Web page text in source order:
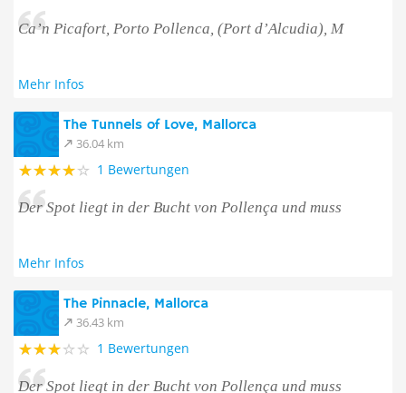
Ca’n Picafort, Porto Pollenca, (Port d’Alcudia), M
Mehr Infos
The Tunnels of Love, Mallorca
36.04 km
1 Bewertungen
Der Spot liegt in der Bucht von Pollença und muss
Mehr Infos
The Pinnacle, Mallorca
36.43 km
1 Bewertungen
Der Spot liegt in der Bucht von Pollença und muss